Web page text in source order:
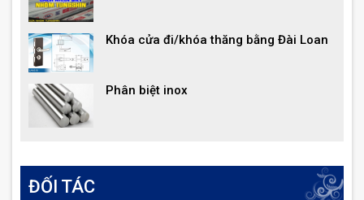
Khóa cửa đi/khóa thăng bằng Đài Loan
Phân biệt inox
ĐỐI TÁC